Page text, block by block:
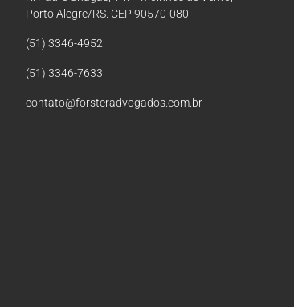
Porto Alegre/RS. CEP 90570-080
(51) 3346-4952
(51) 3346-7633
contato@forsteradvogados.com.br